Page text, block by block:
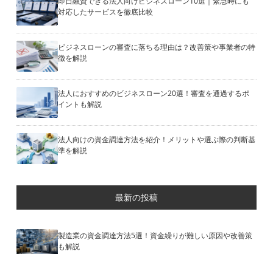
対応したサービスを徹底比較
ビジネスローンの審査に落ちる理由は？改善策や事業者の特
徴を解説
法人におすすめのビジネスローン20選！審査を通過するポ
イントも解説
法人向けの資金調達方法を紹介！メリットや選ぶ際の判断基
準を解説
最新の投稿
製造業の資金調達方法5選！資金繰りが難しい原因や改善策
も解説